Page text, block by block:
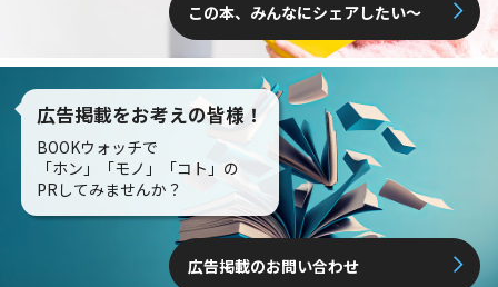
この本、みんなにシェアしたい〜
広告掲載をお考えの皆様！
BOOKウォッチで
「ホン」「モノ」「コト」の
PRしてみませんか？
広告掲載のお問い合わせ